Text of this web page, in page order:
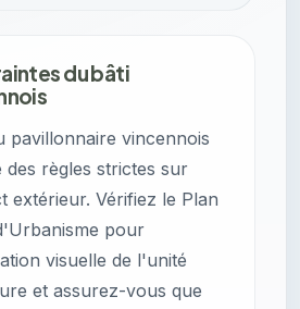
du bâti
pavillonnaire vincennois
des règles strictes sur
extérieur. Vérifiez le Plan
pour
visuelle de l'unité
et assurez-vous que